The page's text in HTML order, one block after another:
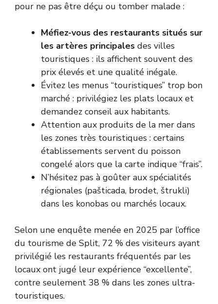
pour ne pas être déçu ou tomber malade :
Méfiez-vous des restaurants situés sur
les artères principales des villes
touristiques : ils affichent souvent des
prix élevés et une qualité inégale.
Évitez les menus “touristiques” trop bon
marché : privilégiez les plats locaux et
demandez conseil aux habitants.
Attention aux produits de la mer dans
les zones très touristiques : certains
établissements servent du poisson
congelé alors que la carte indique “frais”.
N’hésitez pas à goûter aux spécialités
régionales (pašticada, brodet, štrukli)
dans les konobas ou marchés locaux.
Selon une enquête menée en 2025 par l’office
du tourisme de Split, 72 % des visiteurs ayant
privilégié les restaurants fréquentés par les
locaux ont jugé leur expérience “excellente”,
contre seulement 38 % dans les zones ultra-
touristiques.